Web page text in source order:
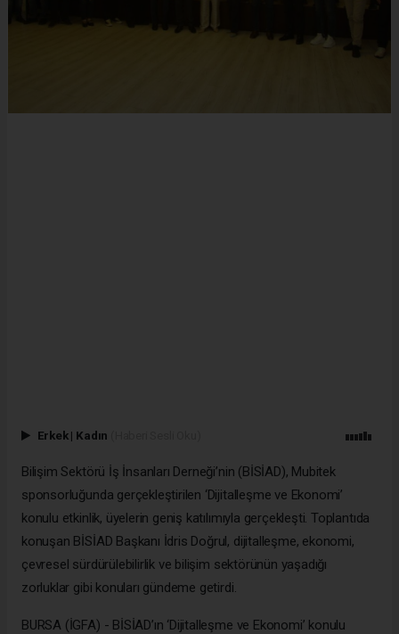
Erkek | Kadın
Bilişim Sektörü İş İnsanları Derneği’nin (BİSİAD), Mubitek
sponsorluğunda gerçekleştirilen ‘Dijitalleşme ve Ekonomi’
konulu etkinlik, üyelerin geniş katılımıyla gerçekleşti. Toplantıda
konuşan BİSİAD Başkanı İdris Doğrul, dijitalleşme, ekonomi,
çevresel sürdürülebilirlik ve bilişim sektörünün yaşadığı
zorluklar gibi konuları gündeme getirdi.
BURSA (İGFA) - BİSİAD’ın ‘Dijitalleşme ve Ekonomi’ konulu